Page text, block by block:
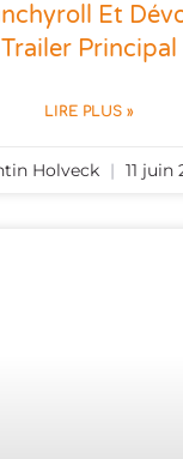
Et
Trailer Principal
LIRE PLUS »
Holveck 11 juin